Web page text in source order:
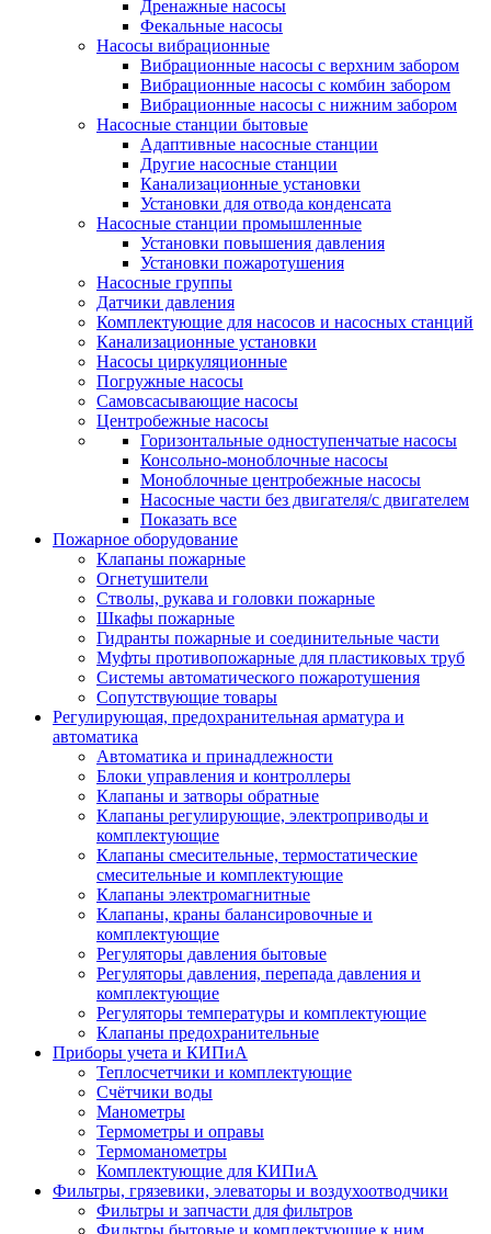
Дренажные насосы
Фекальные насосы
Насосы вибрационные
Вибрационные насосы с верхним забором
Вибрационные насосы с комбин забором
Вибрационные насосы с нижним забором
Насосные станции бытовые
Адаптивные насосные станции
Другие насосные станции
Канализационные установки
Установки для отвода конденсата
Насосные станции промышленные
Установки повышения давления
Установки пожаротушения
Насосные группы
Датчики давления
Комплектующие для насосов и насосных станций
Канализационные установки
Насосы циркуляционные
Погружные насосы
Самовсасывающие насосы
Центробежные насосы
Горизонтальные одноступенчатые насосы
Консольно-моноблочные насосы
Моноблочные центробежные насосы
Насосные части без двигателя/с двигателем
Показать все
Пожарное оборудование
Клапаны пожарные
Огнетушители
Стволы, рукава и головки пожарные
Шкафы пожарные
Гидранты пожарные и соединительные части
Муфты противопожарные для пластиковых труб
Системы автоматического пожаротушения
Сопутствующие товары
Регулирующая, предохранительная арматура и
автоматика
Автоматика и принадлежности
Блоки управления и контроллеры
Клапаны и затворы обратные
Клапаны регулирующие, электроприводы и
комплектующие
Клапаны смесительные, термостатические
смесительные и комплектующие
Клапаны электромагнитные
Клапаны, краны балансировочные и
комплектующие
Регуляторы давления бытовые
Регуляторы давления, перепада давления и
комплектующие
Регуляторы температуры и комплектующие
Клапаны предохранительные
Приборы учета и КИПиА
Теплосчетчики и комплектующие
Счётчики воды
Манометры
Термометры и оправы
Термоманометры
Комплектующие для КИПиА
Фильтры, грязевики, элеваторы и воздухоотводчики
Фильтры и запчасти для фильтров
Фильтры бытовые и комплектующие к ним